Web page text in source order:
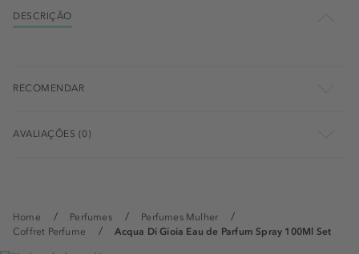
Home Perfumes
Perfumes Mulher
Coffret Perfume
Acqua Di Gioia Eau de Parfum Spray 100Ml Set
DESCRIÇÃO
RECOMENDAR
AVALIAÇÕES (0)